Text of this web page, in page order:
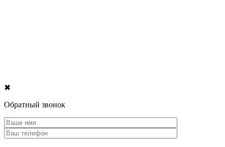
✖
Обратный звонок